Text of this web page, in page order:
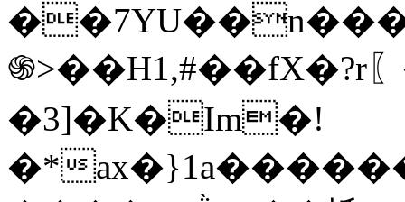
��7YU��n���
֍>��H1,#��fX�?r
�3]�K�Im�!
�*